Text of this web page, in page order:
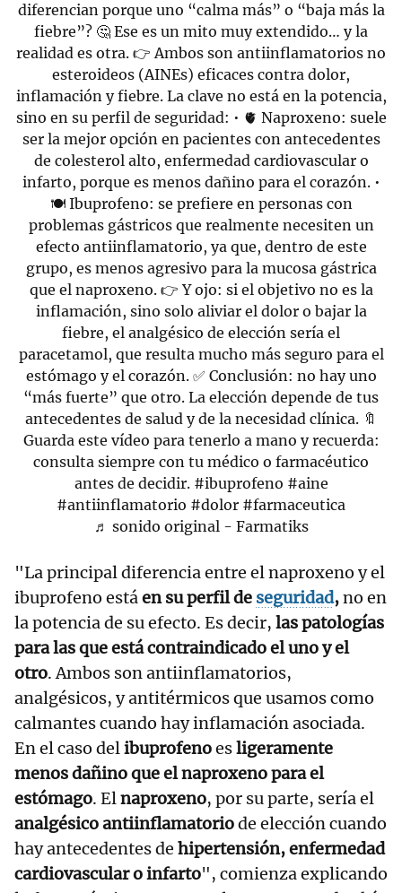
diferencian porque uno “calma más” o “baja más la
fiebre”? 🤔 Ese es un mito muy extendido… y la
realidad es otra. 👉 Ambos son antiinflamatorios no
esteroideos (AINEs) eficaces contra dolor,
inflamación y fiebre. La clave no está en la potencia,
sino en su perfil de seguridad: • 🫀 Naproxeno: suele
ser la mejor opción en pacientes con antecedentes
de colesterol alto, enfermedad cardiovascular o
infarto, porque es menos dañino para el corazón. •
🍽️ Ibuprofeno: se prefiere en personas con
problemas gástricos que realmente necesiten un
efecto antiinflamatorio, ya que, dentro de este
grupo, es menos agresivo para la mucosa gástrica
que el naproxeno. 👉 Y ojo: si el objetivo no es la
inflamación, sino solo aliviar el dolor o bajar la
fiebre, el analgésico de elección sería el
paracetamol, que resulta mucho más seguro para el
estómago y el corazón. ✅ Conclusión: no hay uno
“más fuerte” que otro. La elección depende de tus
antecedentes de salud y de la necesidad clínica. 🔖
Guarda este vídeo para tenerlo a mano y recuerda:
consulta siempre con tu médico o farmacéutico
antes de decidir. #ibuprofeno #aine
#antiinflamatorio #dolor #farmaceutica
♬ sonido original - Farmatiks
"La principal diferencia entre el naproxeno y el
ibuprofeno estáen su perfil de seguridad,no en
la potencia de su efecto. Es decir, las patologías
para las que está contraindicado el uno y el
otro. Ambos son antiinflamatorios,
analgésicos, y antitérmicos que usamos como
calmantes cuando hay inflamación asociada.
En el caso delibuprofenoesligeramente
menos dañino que el naproxeno para el
estómago. Elnaproxeno, por su parte, sería el
analgésico antiinflamatoriode elección cuando
hay antecedentes de hipertensión, enfermedad
cardiovascular o infarto", comienza explicando